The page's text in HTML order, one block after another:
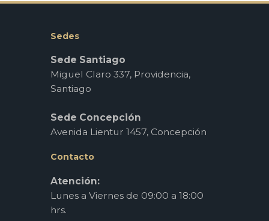
Sedes
Sede Santiago
Miguel Claro 337, Providencia,
Santiago
Sede Concepción
Avenida Lientur 1457, Concepción
Contacto
Atención:
Lunes a Viernes de 09:00 a 18:00
hrs.